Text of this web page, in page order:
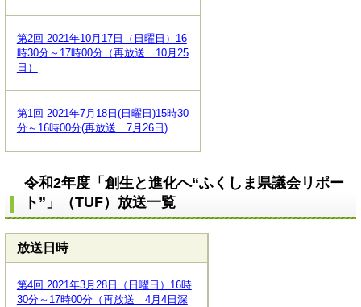
第2回 2021年10月17日（日曜日）16
時30分～17時00分（再放送 10月25
日）
第1回 2021年7月18日(日曜日)15時30
分～16時00分(再放送 7月26日)
令和2年度「創生と進化へ“ふくしま県議会リポー
ト”」（TUF）放送一覧
放送日時
第4回 2021年3月28日（日曜日）16時
30分～17時00分（再放送 4月4日深